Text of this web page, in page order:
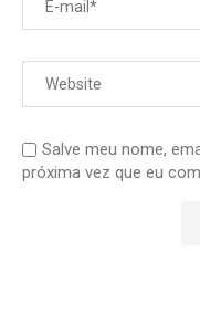
Salve meu nome,
próxima vez que eu